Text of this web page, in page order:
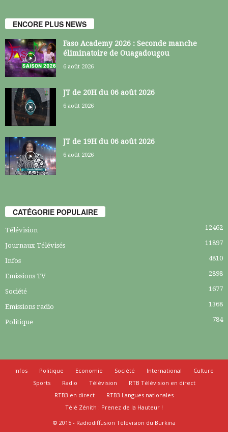
ENCORE PLUS NEWS
Faso Academy 2026 : Seconde manche
éliminatoire de Ouagadougou
6 août 2026
JT de 20H du 06 août 2026
6 août 2026
JT de 19H du 06 août 2026
6 août 2026
CATÉGORIE POPULAIRE
Télévision 12462
Journaux Télévisés 11897
Infos 4810
Emissions TV 2898
Société 1677
Emissions radio 1368
Politique 784
Infos Politique Economie Société International
Culture
Sports
Radio Télévision
RTB Télévision en direct
RTB3 en direct
RTB3 Langues nationales
Télé Zénith : Prenez de la Hauteur !
© 2015 - Radiodiffusion Télévision du Burkina